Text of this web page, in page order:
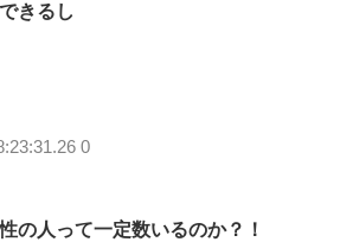
きるし
0
の人って一定数いるのか？！